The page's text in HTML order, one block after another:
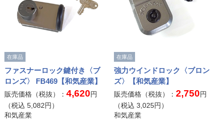
在庫品
ファスナーロック鍵付き〈ブ
ロンズ〉 FB469【和気産業】
販売価格（税抜）： 4,620円
（税込 5,082円）
和気産業
在庫品
強力ウインドロック〈ブロン
ズ〉【和気産業】
販売価格（税抜）：2,750円
（税込3,025円）
和気産業